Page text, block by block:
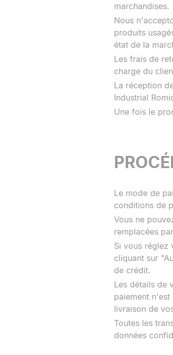
marchandises.
Nous
produits
état de la
Les frais de
charge du
La réception
Industrial
Une fois le
Le mode de
conditions de
Vous ne
remplacées
Si vous réglez
cliquant sur
de crédit.
Les détails de
paiement
livraison de
Toutes les
données